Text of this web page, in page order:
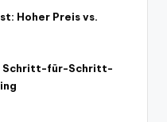
Hoher Preis vs.
Schritt-für-Schritt-